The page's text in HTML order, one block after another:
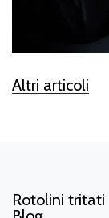
Altri articoli
Rotolini tritati